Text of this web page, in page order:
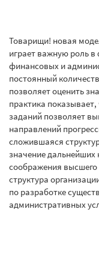
Товарищи! новая
играет важную роль
финансовых и
постоянный
позволяет оценить
практика
заданий позволяет
направлений
сложившаяся
значение
соображения
структура
по разработке
административных